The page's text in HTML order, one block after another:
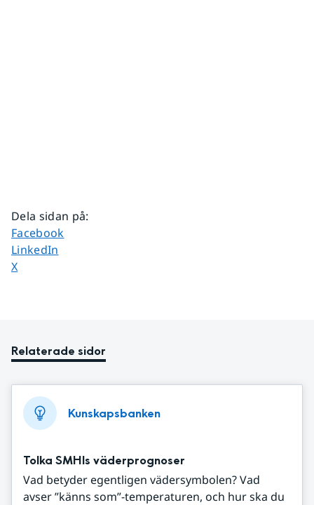
Dela sidan på:
Dela sidan på
Facebook
Dela sidan på
LinkedIn
Dela sidan på
X
Relaterade sidor
Kunskapsbanken
Tolka SMHIs väderprognoser
Vad betyder egentligen vädersymbolen? Vad
avser ”känns som”-temperaturen, och hur ska du